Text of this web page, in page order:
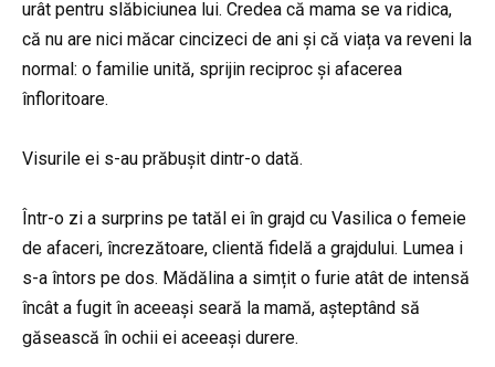
urât pentru slăbiciunea lui. Credea că mama se va ridica,
că nu are nici măcar cincizeci de ani și că viața va reveni la
normal: o familie unită, sprijin reciproc și afacerea
înfloritoare.
Visurile ei s-au prăbușit dintr-o dată.
Într-o zi a surprins pe tatăl ei în grajd cu Vasilica o femeie
de afaceri, încrezătoare, clientă fidelă a grajdului. Lumea i
s-a întors pe dos. Mădălina a simțit o furie atât de intensă
încât a fugit în aceeași seară la mamă, așteptând să
găsească în ochii ei aceeași durere.